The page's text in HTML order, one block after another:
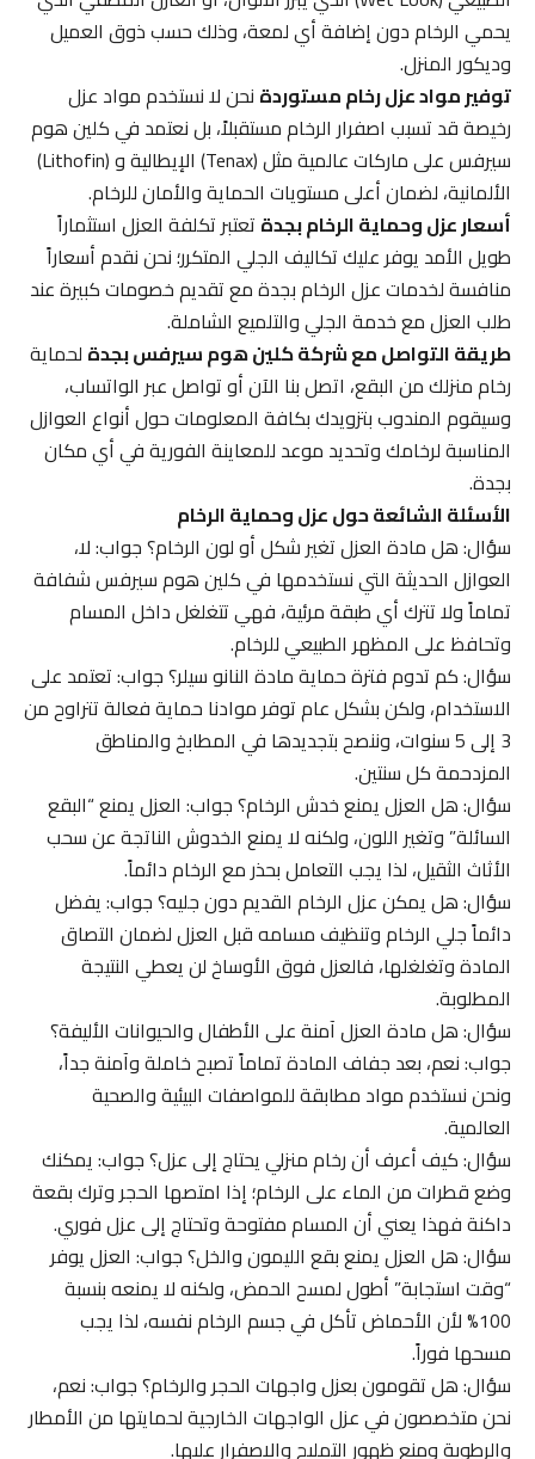
يحمي الرخام دون إضافة أي لمعة، وذلك حسب ذوق العميل
وديكور المنزل.
توفير مواد عزل رخام مستوردةنحن لا نستخدم مواد عزل
رخيصة قد تسبب اصفرار الرخام مستقبلاً، بل نعتمد في كلين هوم
سيرفس على ماركات عالمية مثل (Tenax) الإيطالية و (Lithofin)
الألمانية، لضمان أعلى مستويات الحماية والأمان للرخام.
أسعار عزل وحماية الرخام بجدةتعتبر تكلفة العزل استثماراً
طويل الأمد يوفر عليك تكاليف الجلي المتكرر؛ نحن نقدم أسعاراً
منافسة لخدمات عزل الرخام بجدة مع تقديم خصومات كبيرة عند
طلب العزل مع خدمة الجلي والتلميع الشاملة.
طريقة التواصل مع شركة كلين هوم سيرفس بجدةلحماية
رخام منزلك من البقع، اتصل بنا الآن أو تواصل عبر الواتساب،
وسيقوم المندوب بتزويدك بكافة المعلومات حول أنواع العوازل
المناسبة لرخامك وتحديد موعد للمعاينة الفورية في أي مكان
بجدة.
الأسئلة الشائعة حول عزل وحماية الرخام
سؤال: هل مادة العزل تغير شكل أو لون الرخام؟ جواب: لا،
العوازل الحديثة التي نستخدمها في كلين هوم سيرفس شفافة
تماماً ولا تترك أي طبقة مرئية، فهي تتغلغل داخل المسام
وتحافظ على المظهر الطبيعي للرخام.
سؤال: كم تدوم فترة حماية مادة النانو سيلر؟ جواب: تعتمد على
الاستخدام، ولكن بشكل عام توفر موادنا حماية فعالة تتراوح من
3 إلى 5 سنوات، وننصح بتجديدها في المطابخ والمناطق
المزدحمة كل سنتين.
سؤال: هل العزل يمنع خدش الرخام؟ جواب: العزل يمنع “البقع
السائلة” وتغير اللون، ولكنه لا يمنع الخدوش الناتجة عن سحب
الأثاث الثقيل، لذا يجب التعامل بحذر مع الرخام دائماً.
سؤال: هل يمكن عزل الرخام القديم دون جليه؟ جواب: يفضل
دائماً جلي الرخام وتنظيف مسامه قبل العزل لضمان التصاق
المادة وتغلغلها، فالعزل فوق الأوساخ لن يعطي النتيجة
المطلوبة.
سؤال: هل مادة العزل آمنة على الأطفال والحيوانات الأليفة؟
جواب: نعم، بعد جفاف المادة تماماً تصبح خاملة وآمنة جداً،
ونحن نستخدم مواد مطابقة للمواصفات البيئية والصحية
العالمية.
سؤال: كيف أعرف أن رخام منزلي يحتاج إلى عزل؟ جواب: يمكنك
وضع قطرات من الماء على الرخام؛ إذا امتصها الحجر وترك بقعة
داكنة فهذا يعني أن المسام مفتوحة وتحتاج إلى عزل فوري.
سؤال: هل العزل يمنع بقع الليمون والخل؟ جواب: العزل يوفر
“وقت استجابة” أطول لمسح الحمض، ولكنه لا يمنعه بنسبة
100% لأن الأحماض تأكل في جسم الرخام نفسه، لذا يجب
مسحها فوراً.
سؤال: هل تقومون بعزل واجهات الحجر والرخام؟ جواب: نعم،
نحن متخصصون في عزل الواجهات الخارجية لحمايتها من الأمطار
والرطوبة ومنع ظهور التمليح والاصفرار عليها.